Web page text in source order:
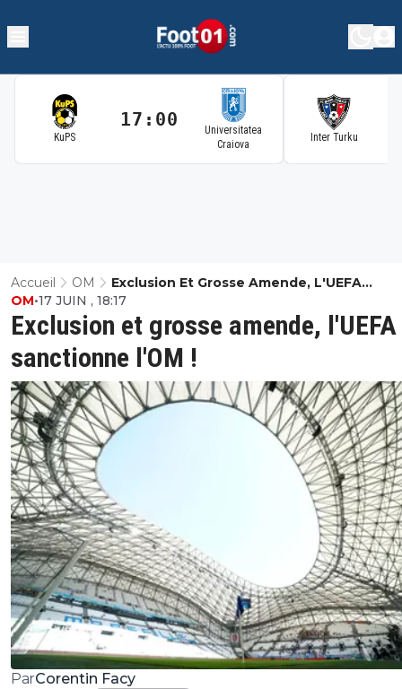
KuPS
17:00
Universitatea
Craiova
Inter Turku
Accueil OM
Exclusion Et Grosse Amende, L'UEFA
Sanctionne L'OM !
Exclusion et grosse amende, l'UEFA
sanctionne l'OM !
OM•17 JUIN , 18:17
ParCorentin Facy